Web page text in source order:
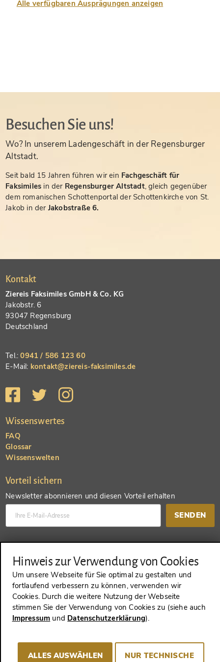
Alle verfügbaren Ausprägungen anzeigen
Besuchen Sie uns!
Wo? In unserem Ladengeschäft in der Regensburger
Altstadt.
Seit bald 15 Jahren führen wir ein Fachgeschäft für
Faksimiles in der Regensburger Altstadt, gleich gegenüber
dem romanischen Schottenportal der Schottenkirche von St.
Jakob in der Jakobstraße 6.
Kontakt
Ziereis Faksimiles GmbH & Co. KG
Jakobstr. 6
93047 Regensburg
Deutschland
Tel.:0941 / 586 123 60
E-Mail: kontakt@ziereis-faksimiles.de
Wissenswertes
FAQ
Glossar
Wissenswelten
Vorteil sichern
Newsletter abonnieren und diesen Vorteil erhalten
SENDEN
SENDEN
VERTRAG WIDERRUFEN
Hinweis zur Verwendung von Cookies
Um unsere Webseite für Sie optimal zu gestalten und
fortlaufend verbessern zu können, verwenden wir
Cookies. Durch die weitere Nutzung der Webseite
stimmen Sie der Verwendung von Cookies zu (siehe auch
Impressum und Datenschutzerklärung).
ALLES AUSWÄHLEN NUR TECHNISCHE